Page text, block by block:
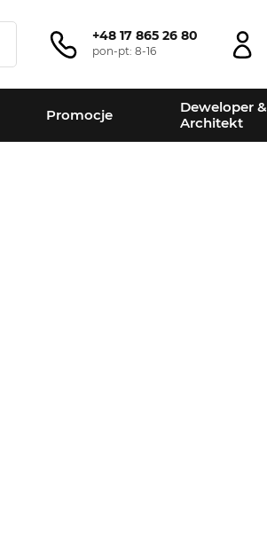
+48 17 865 26 80
pon-pt: 8-16
Promocje
Deweloper &
Architekt